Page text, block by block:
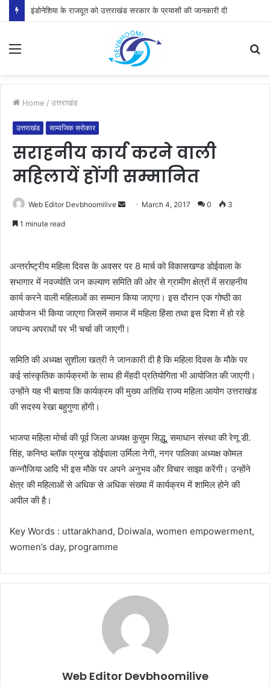
इंडोनेशिया के राजदूत को उत्तराखंड सरकार के प्रयासों की जानकारी दी
Menu
Home / उत्तराखंड
उत्तराखंड सामाजिक सरोकार
सराहनीय कार्य करने वाली
महिलायें होंगी सम्मानित
Web Editor Devbhoomilive
Send March 4, 2017 0 3
1 minute read
अन्तर्राष्ट्रीय महिला दिवस के अवसर पर 8 मार्च को विकासखण्ड डोईवाला के
सभागार में नवज्योति जन कल्याण समिति की ओर से ग्रामीण क्षेत्रों में सराहनीय
कार्य करने वाली महिलाओं का सम्मान किया जाएगा। इस दौरान एक गोष्ठी का
आयोजन भी किया जाएगा जिसमें समाज में महिला हिंसा तथा इस दिशा में हो रहे
जघन्य अपराधों पर भी चर्चा की जाएगी।
समिति की अध्यक्ष सुशीला खत्री ने जानकारी दी है कि महिला दिवस के मौके पर
कई सांस्कृतिक कार्यक्रमों के साथ ही मेंहदी प्रतियोगिता भी आयोजित की जाएगी।
उन्होंने यह भी बताया कि कार्यक्रम की मुख्य अतिथि राज्य महिला आयोग उत्तराखंड
की सदस्य रेखा बहुगुणा होंगी।
भाजपा महिला मोर्चा की पूर्व जिला अध्यक्ष कुसुम सिद्धू, समाधान संस्था की रेणू डी.
सिंह, कनिष्ठ ब्लॉक प्रमुख डोईवाला उर्मिला नेगी, नगर पालिका अध्यक्ष कोमल
कन्नौजिया आदि भी इस मौके पर अपने अनुभव और विचार साझा करेंगी। उन्होंने
क्षेत्र की महिलाओं से अधिक से अधिक संख्या में कार्यक्रम में शामिल होने की
अपील की है।
Key Words : uttarakhand, Doiwala, women empowerment,
women’s day, programme
Web Editor Devbhoomilive